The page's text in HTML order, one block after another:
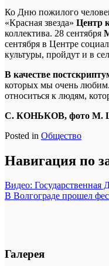
Ко Дню пожилого
«Красная звезда» Центр
коллектива. 28 сентября
сентября в Центре
культуры, пройдут и в
В качестве
которых мы очень
относиться к людям,
С. КОНЬКОВ, фото
Posted in Общество
Навигация по
Видео: Государственная
В Волгограде прошел
Галерея